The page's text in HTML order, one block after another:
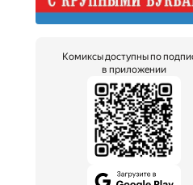
Комиксы доступны по
в приложении